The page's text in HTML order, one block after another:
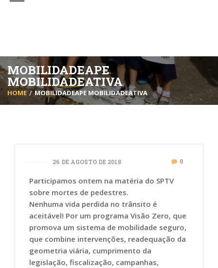
MOBILIDADEAPE
MOBILIDADEATIVA
HOME MOBILIDADEAPE MOBILIDADEATIVA
26 DE AGOSTO DE 2018 0
Participamos ontem na matéria do SPTV
sobre mortes de pedestres.
Nenhuma vida perdida no trânsito é
aceitável! Por um programa Visão Zero, que
promova um sistema de mobilidade seguro,
que combine intervenções, readequação da
geometria viária, cumprimento da
legislação, fiscalização, campanhas,